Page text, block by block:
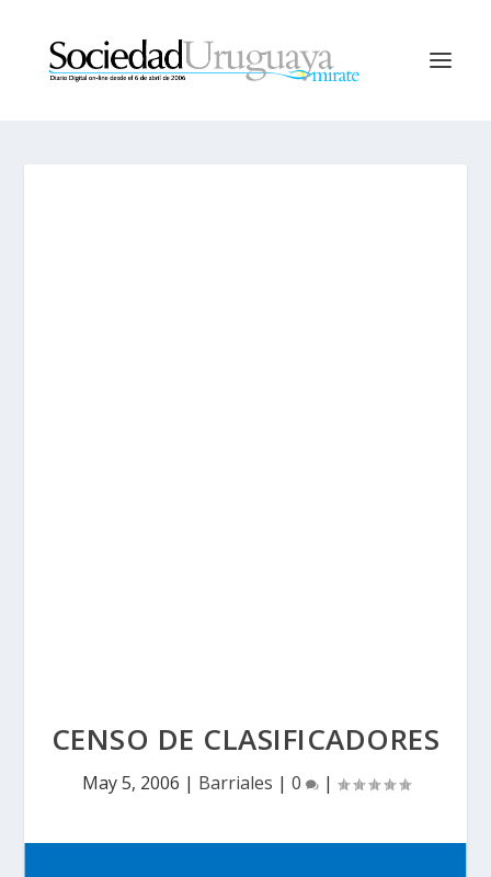
CENSO DE CLASIFICADORES
May 5, 2006 | Barriales | 0 |